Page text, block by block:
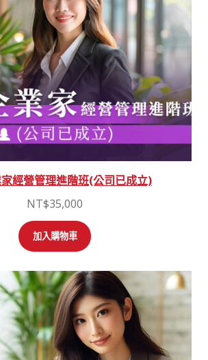
經營管理進階班(公司已成立)
NT$35,000
加入購物車